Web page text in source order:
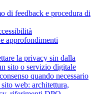
di feedback e procedura di
approfondimenti
la privacy sin dalla
sito o servizio digitale
quando necessario
web: architettura,